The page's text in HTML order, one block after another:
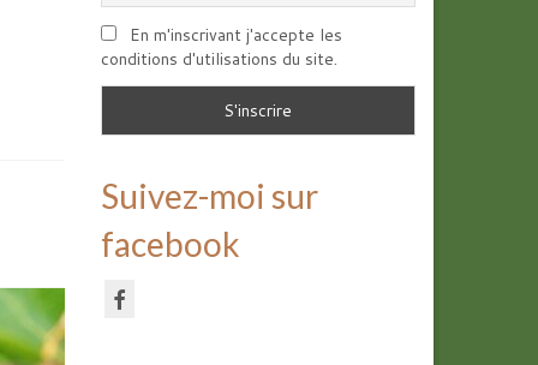
En m'inscrivant j'accepte les
conditions d'utilisations du site.
Suivez-moi sur
facebook